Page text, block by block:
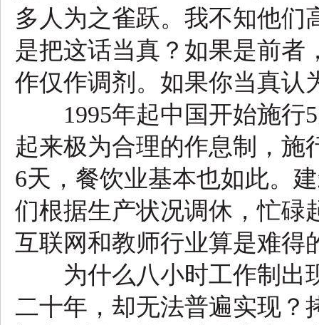
多人为之雀跃。我不知他们
是把这话当真？如果是前者
作仅作调剂。如果你当真认
1995年起中国开始施行5
起来极为合理的作息制，施
6天，餐饮业基本也如此。
们根据生产状况调休，忙碌
互联网和教师行业算是难得
为什么八小时工作制出
二十年，却无法普遍实现？